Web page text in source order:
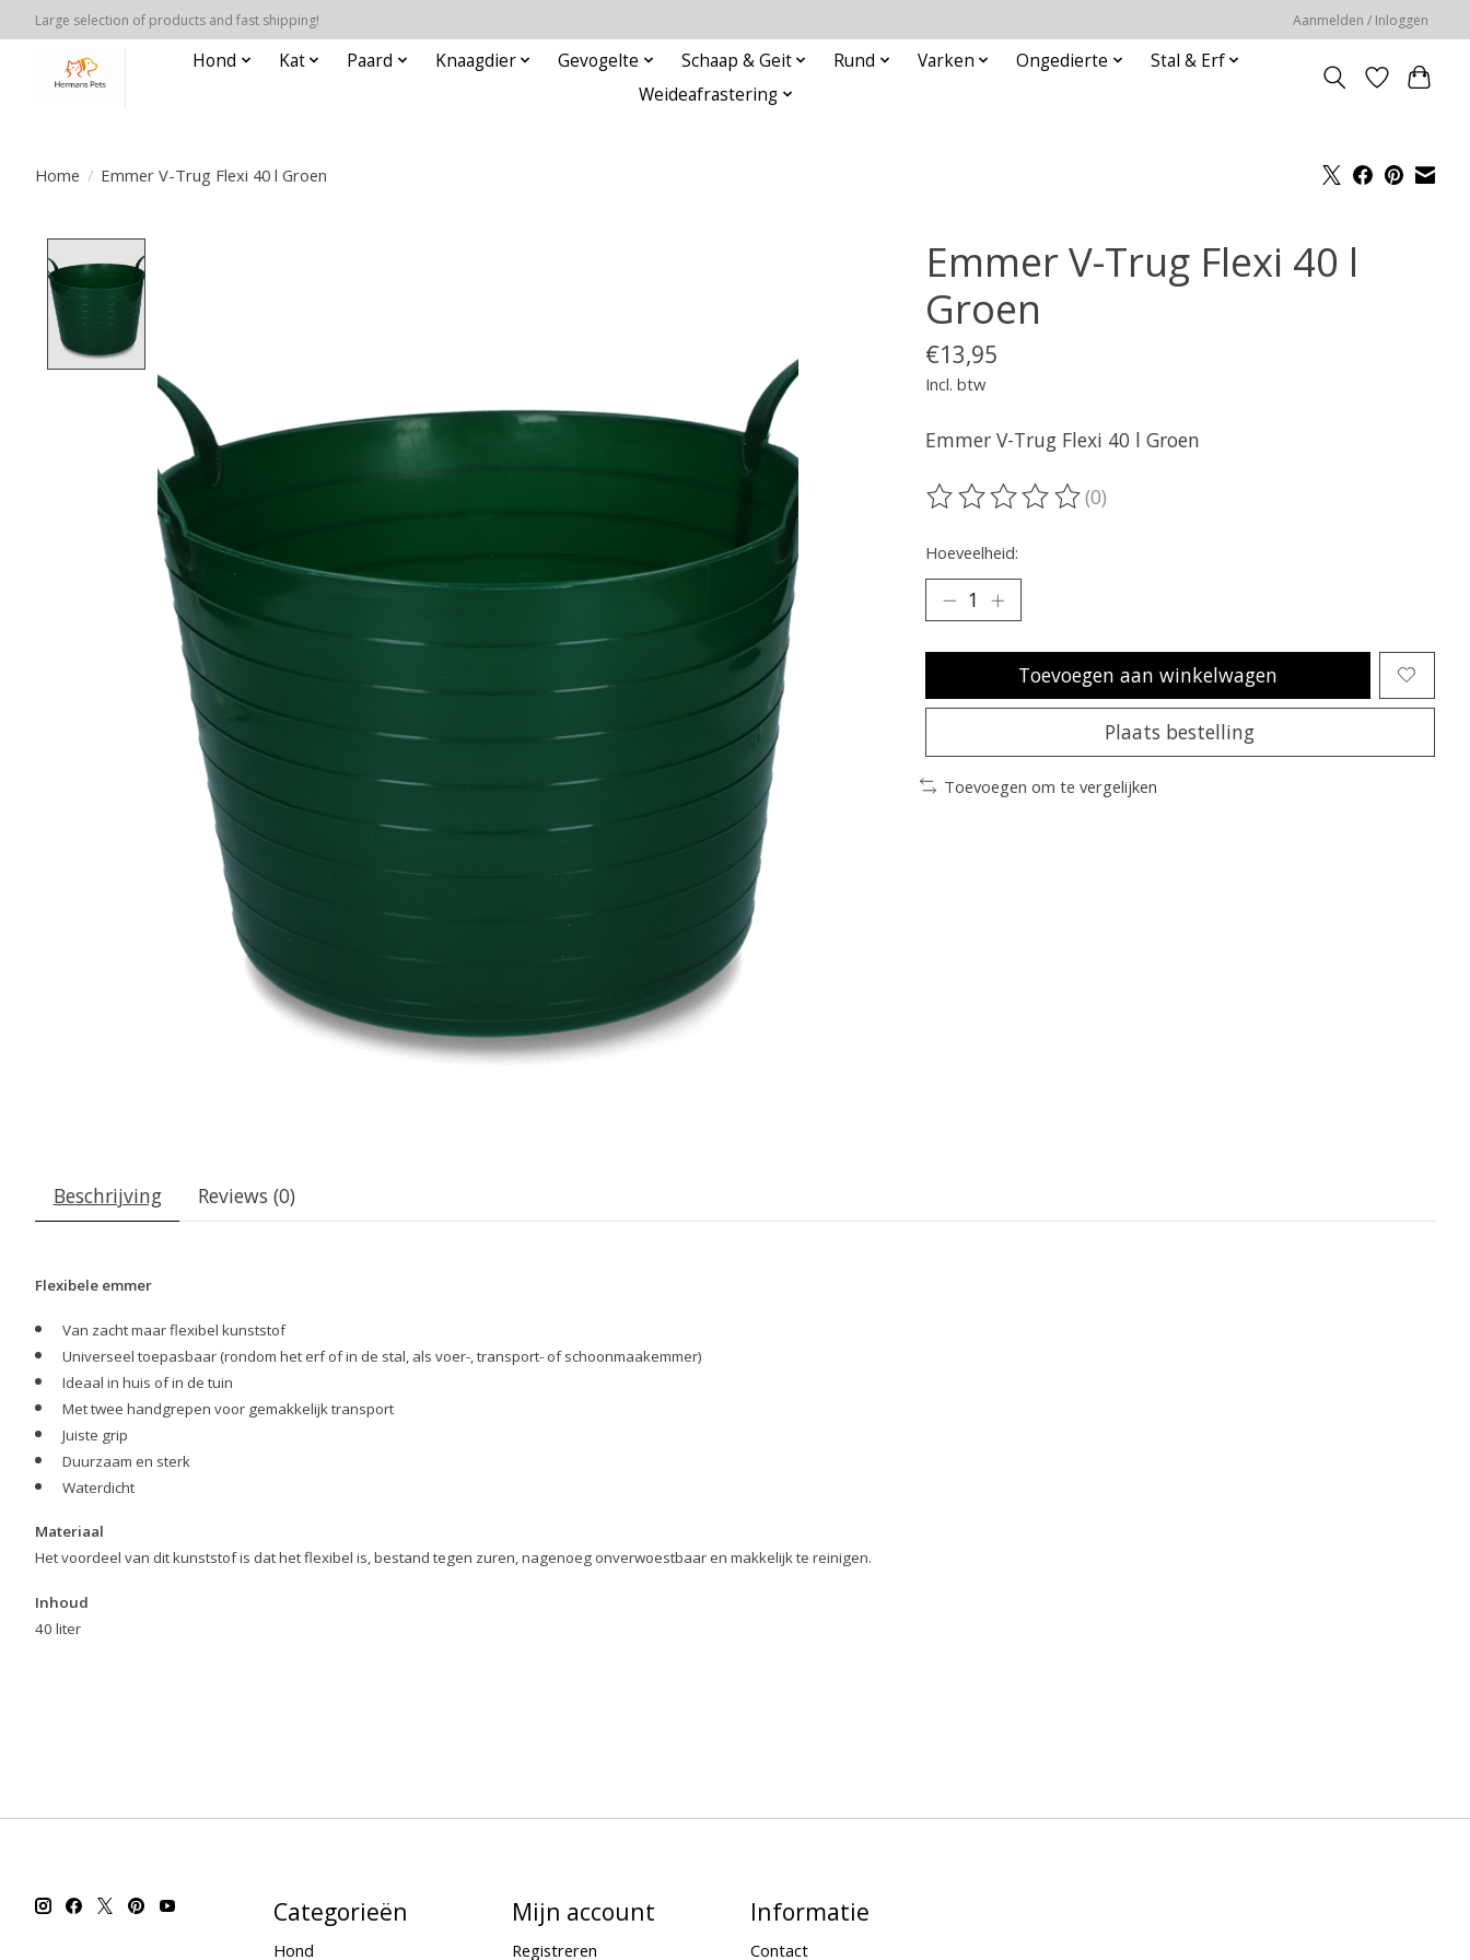
Large selection of products and fast shipping! Aanmelden / Inloggen
Hond Kat Paard Knaagdier Gevogelte Schaap & Geit Rund Varken Ongedierte
Stal & Erf
Weideafrastering
Home / Emmer V-Trug Flexi 40 l Groen
Emmer V-Trug Flexi 40 l
Groen
€13,95
Incl. btw
Emmer V-Trug Flexi 40 l Groen
De beoordeling van dit product is
(0)
Hoeveelheid:
Toevoegen aan winkelwagen
Plaats bestelling
Toevoegen om te vergelijken
Beschrijving Reviews (0)
Flexibele emmer
Van zacht maar flexibel kunststof
Universeel toepasbaar (rondom het erf of in de stal, als voer-, transport- of schoonmaakemmer)
Ideaal in huis of in de tuin
Met twee handgrepen voor gemakkelijk transport
Juiste grip
Duurzaam en sterk
Waterdicht
Materiaal
Het voordeel van dit kunststof is dat het flexibel is, bestand tegen zuren, nagenoeg onverwoestbaar en makkelijk te reinigen.
Inhoud
40 liter
Categorieën
Hond
Mijn account
Registreren
Informatie
Contact